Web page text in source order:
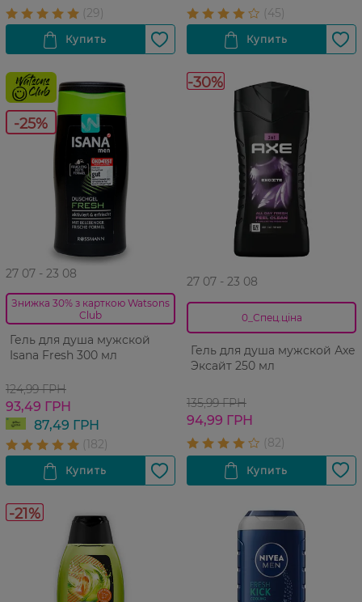
-25%
27 07 - 23 08
Знижка 30% з карткою Watsons
Club
Гель для душа мужской
Isana Fresh 300 мл
124,99 ГРН
93,49 ГРН
87,49 ГРН
-30%
27 07 - 23 08
0_Спец.ціна
Гель для душа мужской Аxe
Эксайт 250 мл
135,99 ГРН
94,99 ГРН
-21%